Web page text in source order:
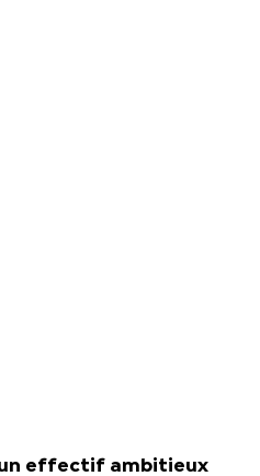
un effectif ambitieux